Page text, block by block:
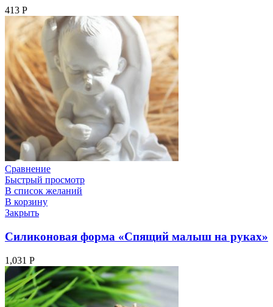
413 Р
Сравнение
Быстрый просмотр
В список желаний
В корзину
Закрыть
Силиконовая форма «Спящий малыш на руках»
1,031 Р